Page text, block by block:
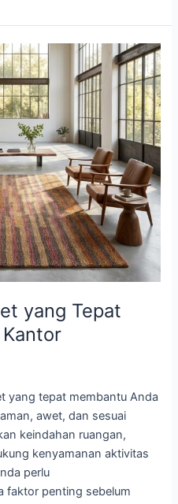
yang Tepat
yang tepat membantu Anda
awet, dan sesuai
keindahan ruangan,
kenyamanan aktivitas
perlu
faktor penting sebelum